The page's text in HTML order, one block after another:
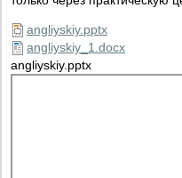
angliyskiy.pptx
angliyskiy_1.docx
angliyskiy.pptx